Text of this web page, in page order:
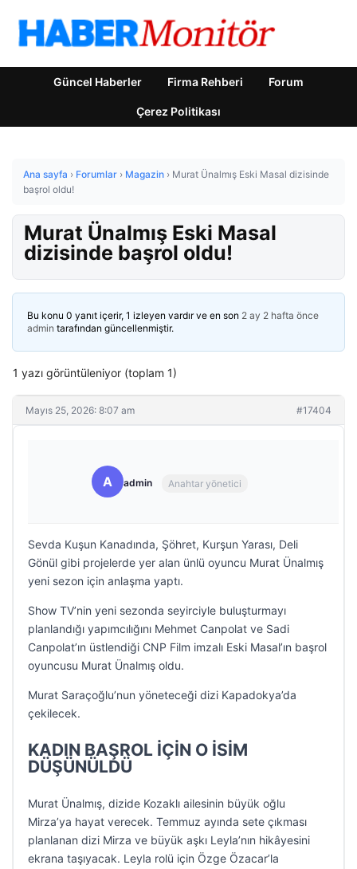
Güncel Haberler Firma Rehberi Forum
Çerez Politikası
Ana sayfa › Forumlar › Magazin › Murat Ünalmış Eski Masal dizisinde
başrol oldu!
Murat Ünalmış Eski Masal
dizisinde başrol oldu!
Bu konu 0 yanıt içerir, 1 izleyen vardır ve en son 2 ay 2 hafta önce
admin tarafından güncellenmiştir.
1 yazı görüntüleniyor (toplam 1)
Mayıs 25, 2026: 8:07 am #17404
A admin Anahtar yönetici
Sevda Kuşun Kanadında, Şöhret, Kurşun Yarası, Deli
Gönül gibi projelerde yer alan ünlü oyuncu Murat Ünalmış
yeni sezon için anlaşma yaptı.
Show TV’nin yeni sezonda seyirciyle buluşturmayı
planlandığı yapımcılığını Mehmet Canpolat ve Sadi
Canpolat’ın üstlendiği CNP Film imzalı Eski Masal’ın başrol
oyuncusu Murat Ünalmış oldu.
Murat Saraçoğlu’nun yöneteceği dizi Kapadokya’da
çekilecek.
KADIN BAŞROL İÇİN O İSİM
DÜŞÜNÜLDÜ
Murat Ünalmış, dizide Kozaklı ailesinin büyük oğlu
Mirza’ya hayat verecek. Temmuz ayında sete çıkması
planlanan dizi Mirza ve büyük aşkı Leyla’nın hikâyesini
ekrana taşıyacak. Leyla rolü için Özge Özacar’la